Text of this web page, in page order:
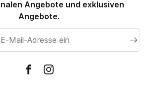
Ausflüge auf der Insel genauso
komfortabel verlaufen wie Ihre
selbst.
Angebote und exklusiven
Angebote.